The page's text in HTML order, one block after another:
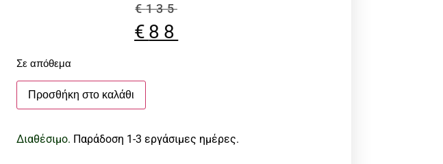
€135
€ 88
Σε απόθεμα
Προσθήκη στο καλάθι
Διαθέσιμο. Παράδοση 1-3 εργάσιμες ημέρες.